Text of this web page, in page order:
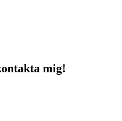
mig!